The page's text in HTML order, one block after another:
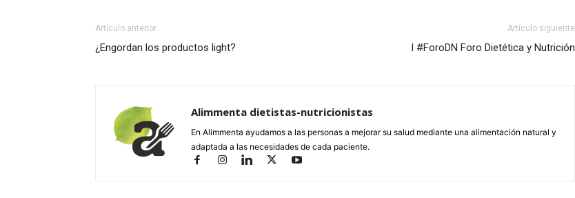
Artículo anterior
¿Engordan los productos light?
Artículo siguiente
I #ForoDN Foro Dietética y Nutrición
Alimmenta dietistas-nutricionistas
En Alimmenta ayudamos a las personas a mejorar su salud mediante una alimentación natural y
adaptada a las necesidades de cada paciente.